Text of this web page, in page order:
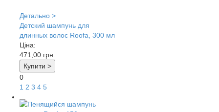
Детально >
Детский шампунь для
длинных волос Roofa, 300 мл
Ціна:
471,00 грн.
Купити >
0
1 2 3 4 5